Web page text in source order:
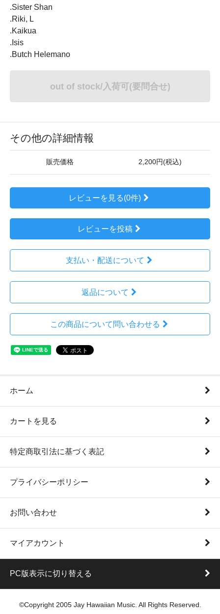
.Sister Shan
.Riki, L
.Kaikua
.Isis
.Butch Helemano
out of stock/入荷可(要問合せ)
その他の詳細情報
販売価格 2,200円(税込)
レビューを見る(0件)
レビューを投稿
支払い・配送について
返品について
この商品について問い合わせる
ホーム
カートを見る
特定商取引法に基づく表記
プライバシーポリシー
お問い合わせ
マイアカウント
PC版表示に切り替える
©Copyright 2005 Jay Hawaiian Music. All Rights Reserved.